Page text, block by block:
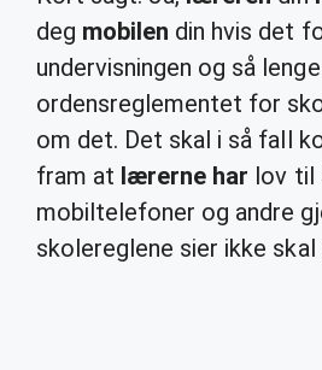
deg mobilen din hvis det
undervisningen og så lenge
ordensreglementet for
om det. Det skal i så fall
fram at lærerne har lov til
mobiltelefoner og andre
skolereglene sier ikke skal